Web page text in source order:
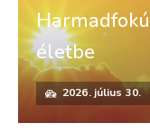
életbe
2026. július 30.